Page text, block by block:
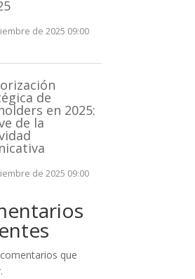
de 2025 09:00
de
en 2025:
de la
de 2025 09:00
que